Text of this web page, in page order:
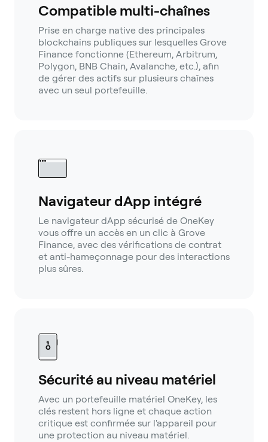
Compatible multi-chaînes
Prise en charge native des principales
blockchains publiques sur lesquelles Grove
Finance fonctionne (Ethereum, Arbitrum,
Polygon, BNB Chain, Avalanche, etc.), afin
de gérer des actifs sur plusieurs chaînes
avec un seul portefeuille.
Navigateur dApp intégré
Le navigateur dApp sécurisé de OneKey
vous offre un accès en un clic à Grove
Finance, avec des vérifications de contrat
et anti-hameçonnage pour des interactions
plus sûres.
Sécurité au niveau matériel
Avec un portefeuille matériel OneKey, les
clés restent hors ligne et chaque action
critique est confirmée sur l'appareil pour
une protection au niveau matériel.